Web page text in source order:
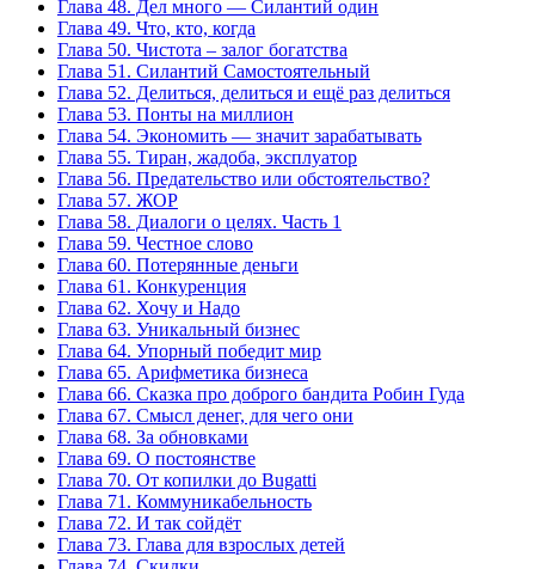
Глава 48. Дел много — Силантий один
Глава 49. Что, кто, когда
Глава 50. Чистота – залог богатства
Глава 51. Силантий Самостоятельный
Глава 52. Делиться, делиться и ещё раз делиться
Глава 53. Понты на миллион
Глава 54. Экономить — значит зарабатывать
Глава 55. Тиран, жадоба, эксплуатор
Глава 56. Предательство или обстоятельство?
Глава 57. ЖОР
Глава 58. Диалоги о целях. Часть 1
Глава 59. Честное слово
Глава 60. Потерянные деньги
Глава 61. Конкуренция
Глава 62. Хочу и Надо
Глава 63. Уникальный бизнес
Глава 64. Упорный победит мир
Глава 65. Арифметика бизнеса
Глава 66. Сказка про доброго бандита Робин Гуда
Глава 67. Смысл денег, для чего они
Глава 68. За обновками
Глава 69. О постоянстве
Глава 70. От копилки до Bugatti
Глава 71. Коммуникабельность
Глава 72. И так сойдёт
Глава 73. Глава для взрослых детей